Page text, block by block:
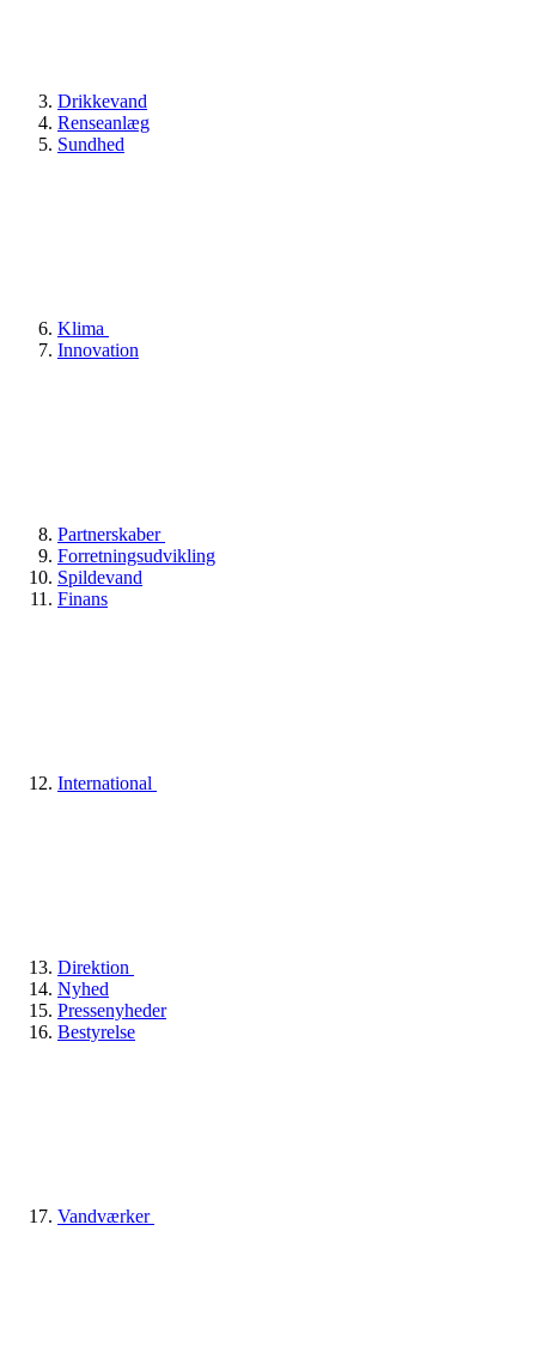
Drikkevand
Renseanlæg
Sundhed
Klima
Innovation
Partnerskaber
Forretningsudvikling
Spildevand
Finans
International
Direktion
Nyhed
Pressenyheder
Bestyrelse
Vandværker